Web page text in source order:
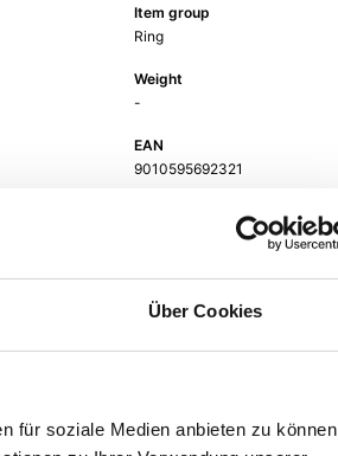
Über Cookies
für soziale Medien anbieten zu können
Item group
Ring
Weight
-
EAN
9010595692321
Gem Color
white